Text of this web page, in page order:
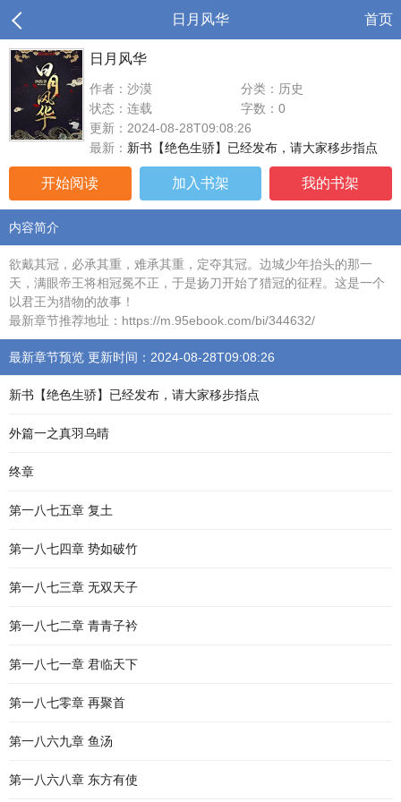
日月风华 首页
日月风华
作者：沙漠
分类：历史
状态：连载
字数：0
更新：2024-08-28T09:08:26
最新： 新书【绝色生骄】已经发布，请大家移步指点
开始阅读 加入书架 我的书架
内容简介
欲戴其冠，必承其重，难承其重，定夺其冠。边城少年抬头的那一
天，满眼帝王将相冠冕不正，于是扬刀开始了猎冠的征程。这是一个
以君王为猎物的故事！
最新章节推荐地址：https://m.95ebook.com/bi/344632/
最新章节预览 更新时间：2024-08-28T09:08:26
新书【绝色生骄】已经发布，请大家移步指点
外篇一之真羽乌晴
终章
第一八七五章 复土
第一八七四章 势如破竹
第一八七三章 无双天子
第一八七二章 青青子衿
第一八七一章 君临天下
第一八七零章 再聚首
第一八六九章 鱼汤
第一八六八章 东方有使